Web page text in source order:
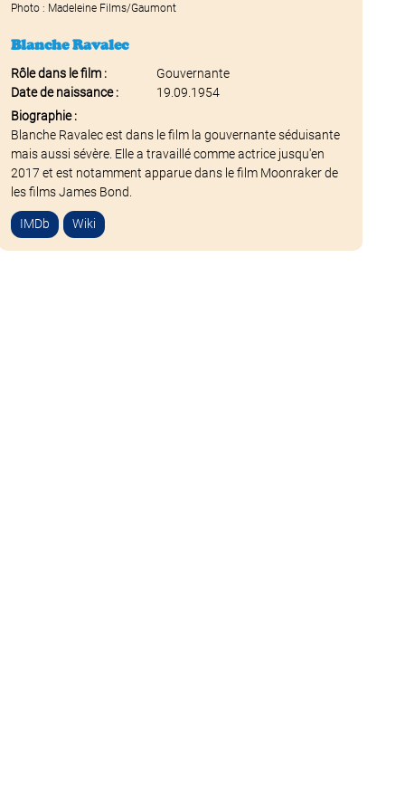
Photo : Madeleine Films/Gaumont
Blanche Ravalec
Rôle dans le film :
Gouvernante
Date de naissance :
19.09.1954
Biographie :
Blanche Ravalec est dans le film la gouvernante séduisante
mais aussi sévère. Elle a travaillé comme actrice jusqu'en
2017 et est notamment apparue dans le film Moonraker de
les films James Bond.
IMDb Wiki